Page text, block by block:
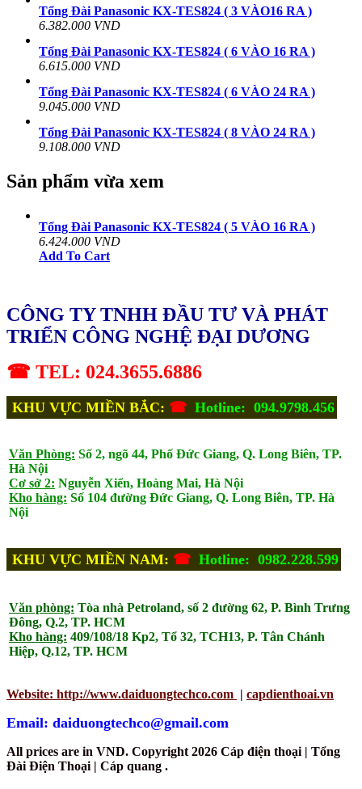
Tổng Đài Panasonic KX-TES824 ( 3 VÀO16 RA )
6.382.000 VND
Tổng Đài Panasonic KX-TES824 ( 6 VÀO 16 RA )
6.615.000 VND
Tổng Đài Panasonic KX-TES824 ( 6 VÀO 24 RA )
9.045.000 VND
Tổng Đài Panasonic KX-TES824 ( 8 VÀO 24 RA )
9.108.000 VND
Sản phẩm vừa xem
Tổng Đài Panasonic KX-TES824 ( 5 VÀO 16 RA )
6.424.000 VND
Add To Cart
CÔNG TY TNHH ĐẦU TƯ VÀ PHÁT
TRIỂN CÔNG NGHỆ ĐẠI DƯƠNG
☎ TEL: 024.3655.6886
KHU VỰC MIỀN BẮC: ☎ Hotline: 094.9798.456
Văn Phòng: Số 2, ngõ 44, Phố Đức Giang, Q. Long Biên, TP.
Hà Nội
Cơ sở 2: Nguyễn Xiển, Hoàng Mai, Hà Nội
Kho hàng: Số 104 đường Đức Giang, Q. Long Biên, TP. Hà
Nội
KHU VỰC MIỀN NAM: ☎ Hotline: 0982.228.599
Văn phòng: Tòa nhà Petroland, số 2 đường 62, P. Bình Trưng
Đông, Q.2, TP. HCM
Kho hàng: 409/108/18 Kp2, Tổ 32, TCH13, P. Tân Chánh
Hiệp, Q.12, TP. HCM
Website: http://www.daiduongtechco.com | capdienthoai.vn
Email: daiduongtechco@gmail.com
All prices are in VND. Copyright 2026 Cáp điện thoại | Tổng
Đài Điện Thoại | Cáp quang .